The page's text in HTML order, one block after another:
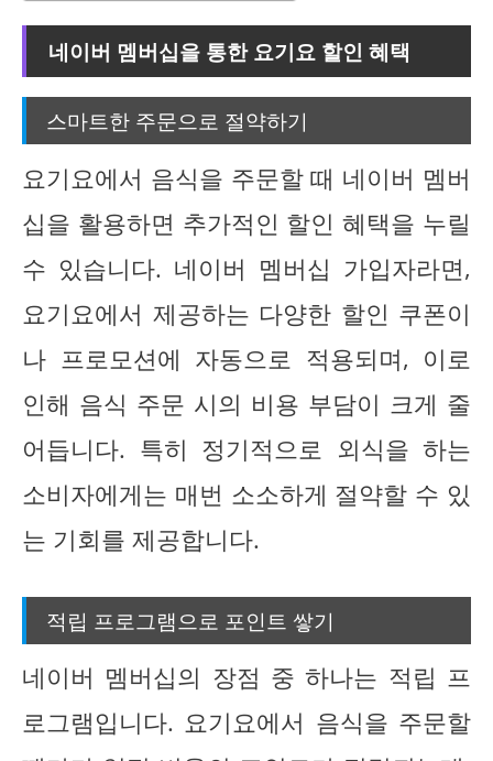
네이버 멤버십을 통한 요기요 할인 혜택
스마트한 주문으로 절약하기
요기요에서 음식을 주문할 때 네이버 멤버
십을 활용하면 추가적인 할인 혜택을 누릴
수 있습니다. 네이버 멤버십 가입자라면,
요기요에서 제공하는 다양한 할인 쿠폰이
나 프로모션에 자동으로 적용되며, 이로
인해 음식 주문 시의 비용 부담이 크게 줄
어듭니다. 특히 정기적으로 외식을 하는
소비자에게는 매번 소소하게 절약할 수 있
는 기회를 제공합니다.
적립 프로그램으로 포인트 쌓기
네이버 멤버십의 장점 중 하나는 적립 프
로그램입니다. 요기요에서 음식을 주문할